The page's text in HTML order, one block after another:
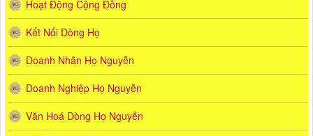
Hoạt Động Cộng Đồng
Kết Nối Dòng Họ
Doanh Nhân Họ Nguyễn
Doanh Nghiệp Họ Nguyễn
Văn Hoá Dòng Họ Nguyễn